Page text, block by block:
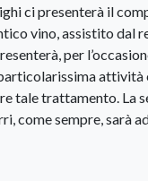
ci presenterà il
vino, assistito dal
per
attività
tale trattamento. La
come sempre, sarà